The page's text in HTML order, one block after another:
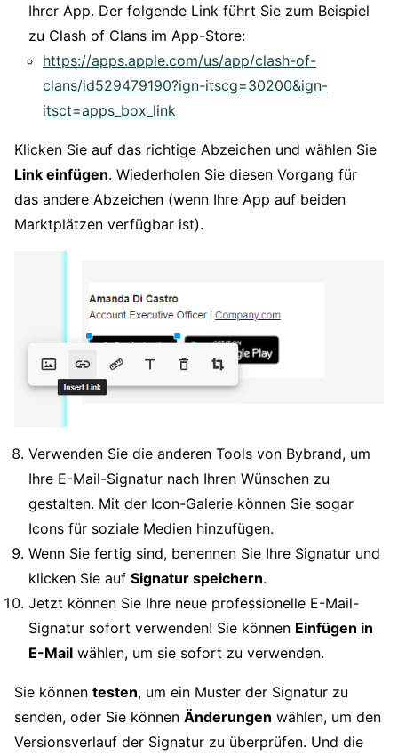
Ihrer App. Der folgende Link führt Sie zum Beispiel
zu Clash of Clans im App-Store:
https://apps.apple.com/us/app/clash-of-
clans/id529479190?ign-itscg=30200&ign-
itsct=apps_box_link
Klicken Sie auf das richtige Abzeichen und wählen Sie
Link einfügen. Wiederholen Sie diesen Vorgang für
das andere Abzeichen (wenn Ihre App auf beiden
Marktplätzen verfügbar ist).
Verwenden Sie die anderen Tools von Bybrand, um
Ihre E-Mail-Signatur nach Ihren Wünschen zu
gestalten. Mit der Icon-Galerie können Sie sogar
Icons für soziale Medien hinzufügen.
Wenn Sie fertig sind, benennen Sie Ihre Signatur und
klicken Sie auf Signatur speichern.
Jetzt können Sie Ihre neue professionelle E-Mail-
Signatur sofort verwenden! Sie können Einfügen in
E-Mail wählen, um sie sofort zu verwenden.
Sie können testen, um ein Muster der Signatur zu
senden, oder Sie können Änderungen wählen, um den
Versionsverlauf der Signatur zu überprüfen. Und die